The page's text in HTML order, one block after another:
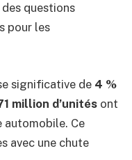
questions
pour les
significative de 4 %
million d’unités ont
automobile. Ce
avec une chute